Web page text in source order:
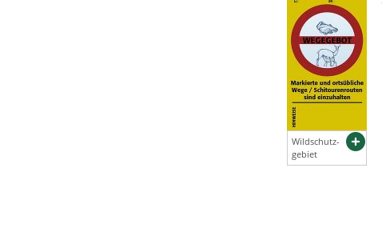
Wildschutz-
gebiet